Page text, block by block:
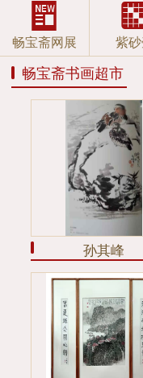

畅宝斋网展 紫
畅宝斋书画超市
孙其峰